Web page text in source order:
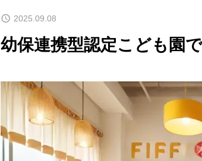
2025.09.08
幼保連携型認定こども園